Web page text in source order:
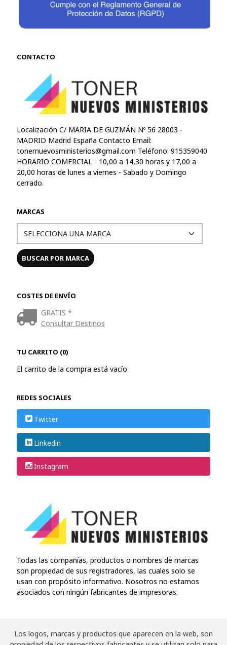
CONTACTO
Localización C/ MARIA DE GUZMÁN Nº 56 28003 -
MADRID Madrid España Contacto Email:
tonernuevosministerios@gmail.com Teléfono: 915359040
HORARIO COMERCIAL - 10,00 a 14,30 horas y 17,00 a
20,00 horas de lunes a viernes - Sabado y Domingo
cerrado.
MARCAS
COSTES DE ENVÍO
GRATIS *
Consultar Destinos
TU CARRITO (0)
El carrito de la compra está vacío
REDES SOCIALES
Twitter
Linkedin
Instagram
Todas las compañías, productos o nombres de marcas
son propiedad de sus registradores, las cuales solo se
usan con propósito informativo. Nosotros no estamos
asociados con ningún fabricantes de impresoras.
Los logos, marcas y productos que aparecen en la web, son